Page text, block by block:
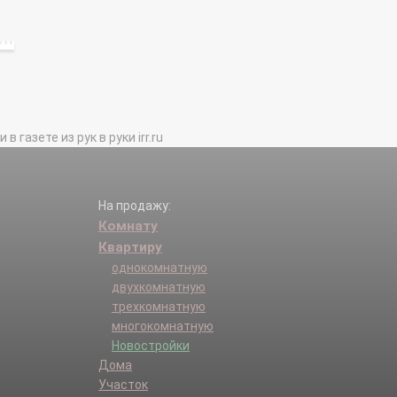
газете из рук в руки irr.ru
На продажу:
Комнату
Квартиру
однокомнатную
двухкомнатную
трехкомнатную
многокомнатную
Новостройки
Дома
Участок